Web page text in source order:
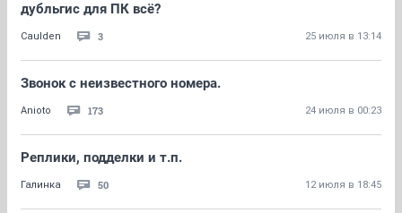
дубльгис для ПК всё?
Caulden 3 25 июля в 13:14
Звонок с неизвестного номера.
Anioto 173 24 июля в 00:23
Реплики, подделки и т.п.
Галинка 50 12 июля в 18:45